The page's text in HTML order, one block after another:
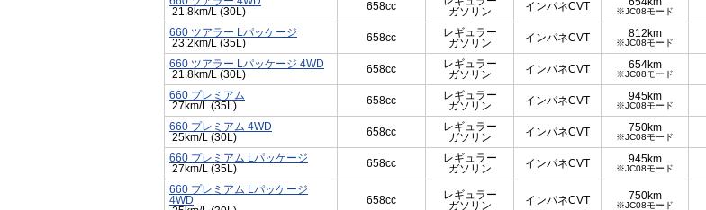
21.8km/L (30L)
658cc
ガソリン
インパネCVT ※JC08モード
660 ツアラー Lパッケージ
23.2km/L (35L)
658cc
レギュラー
ガソリン
インパネCVT 812km
※JC08モード
660 ツアラー Lパッケージ 4WD
21.8km/L (30L)
658cc
レギュラー
ガソリン
インパネCVT 654km
※JC08モード
660 プレミアム
27km/L (35L)
658cc
レギュラー
ガソリン
インパネCVT 945km
※JC08モード
660 プレミアム 4WD
25km/L (30L)
658cc
レギュラー
ガソリン
インパネCVT 750km
※JC08モード
660 プレミアム Lパッケージ
27km/L (35L)
658cc
レギュラー
ガソリン
インパネCVT 945km
※JC08モード
660 プレミアム Lパッケージ
4WD
658cc
レギュラー
ガソリン
インパネCVT 750km
※JC08モード